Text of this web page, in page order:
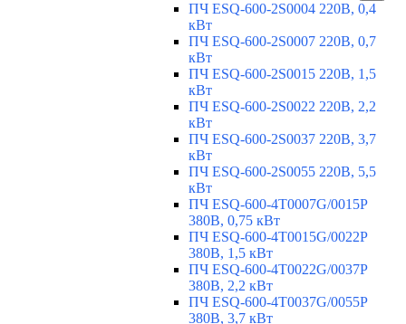
ПЧ ESQ-600-2S0004 220В, 0,4
кВт
ПЧ ESQ-600-2S0007 220В, 0,7
кВт
ПЧ ESQ-600-2S0015 220В, 1,5
кВт
ПЧ ESQ-600-2S0022 220В, 2,2
кВт
ПЧ ESQ-600-2S0037 220В, 3,7
кВт
ПЧ ESQ-600-2S0055 220В, 5,5
кВт
ПЧ ESQ-600-4T0007G/0015P
380В, 0,75 кВт
ПЧ ESQ-600-4T0015G/0022P
380В, 1,5 кВт
ПЧ ESQ-600-4T0022G/0037P
380В, 2,2 кВт
ПЧ ESQ-600-4T0037G/0055P
380В, 3,7 кВт